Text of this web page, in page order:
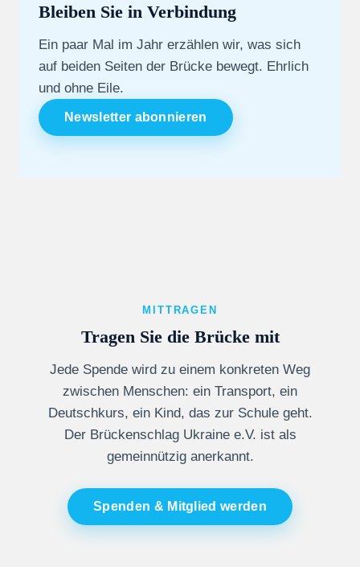
Bleiben Sie in Verbindung
Ein paar Mal im Jahr erzählen wir, was sich
auf beiden Seiten der Brücke bewegt. Ehrlich
und ohne Eile.
Newsletter abonnieren
MITTRAGEN
Tragen Sie die Brücke mit
Jede Spende wird zu einem konkreten Weg
zwischen Menschen: ein Transport, ein
Deutschkurs, ein Kind, das zur Schule geht.
Der Brückenschlag Ukraine e.V. ist als
gemeinnützig anerkannt.
Spenden & Mitglied werden